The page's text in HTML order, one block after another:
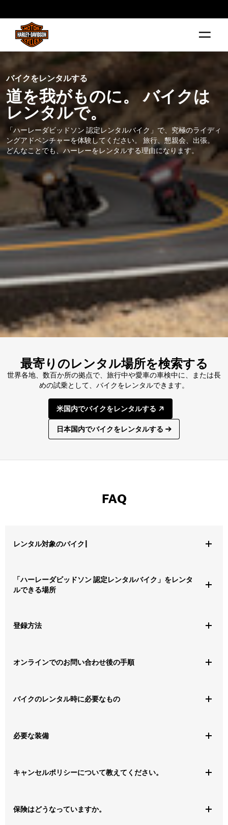
バイクをレンタルする
道を我がものに。 バイクは
レンタルで。
「ハーレーダビッドソン 認定レンタルバイク」で、究極のライディ
ングアドベンチャーを体験してください。 旅行、懇親会、出張。
どんなことでも、ハーレーをレンタルする理由になります。
最寄りのレンタル場所を検索する
世界各地、数百か所の拠点で、旅行中や愛車の車検中に、または長
めの試乗として、バイクをレンタルできます。
米国内でバイクをレンタルする
日本国内でバイクをレンタルする
FAQ
レンタル対象のバイク|
世界各地、数百か所の便利な拠点で、新モデルを幅広くご用意して
います。 詳しくは、オンラインで閲覧してお問い合わせいただく
か、お近くの「ハーレーダビッドソン認定レンタルバイク」ディー
「ハーレーダビッドソン 認定レンタルバイク」をレンタ
ルできる場所
たは長めの試乗として、バイクをレンタルできます。
日本国内：ハーレーダビッドソン認定レンタルバイ
ク拠点にお
登録方法
予約）をクリックしてください。米国内の場合は
オンラインでのお問い合わせ後の手順
レーダビッドソン認定レンタルバイク」ディーラーから、お客様の
トカードをお持ちください。冒険心もお忘れなく。
バイクのレンタル時に必要なもの
二輪車の運転を許可する免許の裏書/免許証
大手会社のクレジットカード
では21歳以上と定められています。
必要な装備
が必要です。
ト（DOT認可）の無料貸し出しが含まれています。 多くの拠点
キャンセルポリシーについて教えてください。
ーダビッドソン認定レンタルバイク」ディーラーにご確認くださ
保険はどうなっていますか。